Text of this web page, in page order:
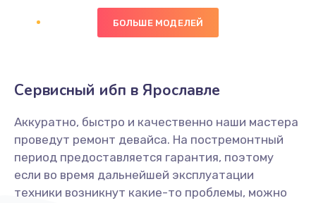
БОЛЬШЕ МОДЕЛЕЙ
Сервисный ибп в Ярославле
Аккуратно, быстро и качественно наши мастера
проведут ремонт девайса. На постремонтный
период предоставляется гарантия, поэтому
если во время дальнейшей эксплуатации
техники возникнут какие-то проблемы, можно